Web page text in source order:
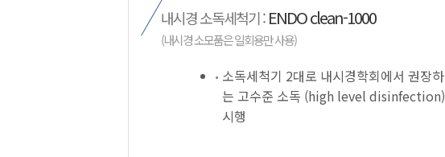
내시경 소독세척기 :ENDO clean-1000
(내시경 소모품은 일회용만 사용)
소독세척기 2대로 내시경학회에서 권장하
는 고수준 소독 (high level disinfection)
시행